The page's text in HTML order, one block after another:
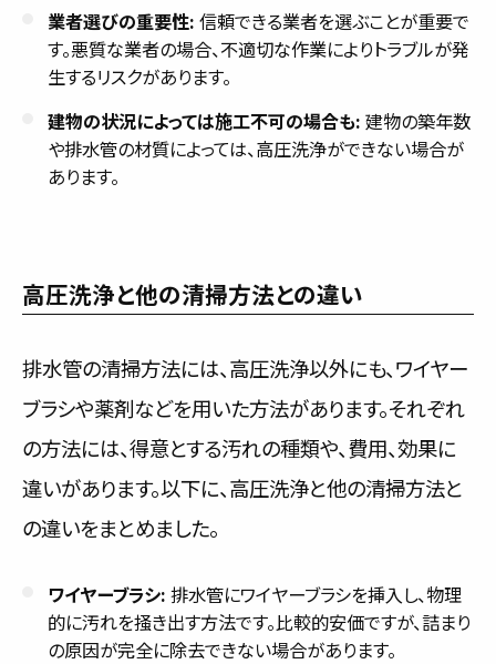
業者選びの重要性: 信頼できる業者を選ぶことが重要で
す。悪質な業者の場合、不適切な作業によりトラブルが発
生するリスクがあります。
建物の状況によっては施工不可の場合も: 建物の築年数
や排水管の材質によっては、高圧洗浄ができない場合が
あります。
高圧洗浄と他の清掃方法との違い
排水管の清掃方法には、高圧洗浄以外にも、ワイヤー
ブラシや薬剤などを用いた方法があります。それぞれ
の方法には、得意とする汚れの種類や、費用、効果に
違いがあります。以下に、高圧洗浄と他の清掃方法と
の違いをまとめました。
ワイヤーブラシ: 排水管にワイヤーブラシを挿入し、物理
的に汚れを掻き出す方法です。比較的安価ですが、詰まり
の原因が完全に除去できない場合があります。